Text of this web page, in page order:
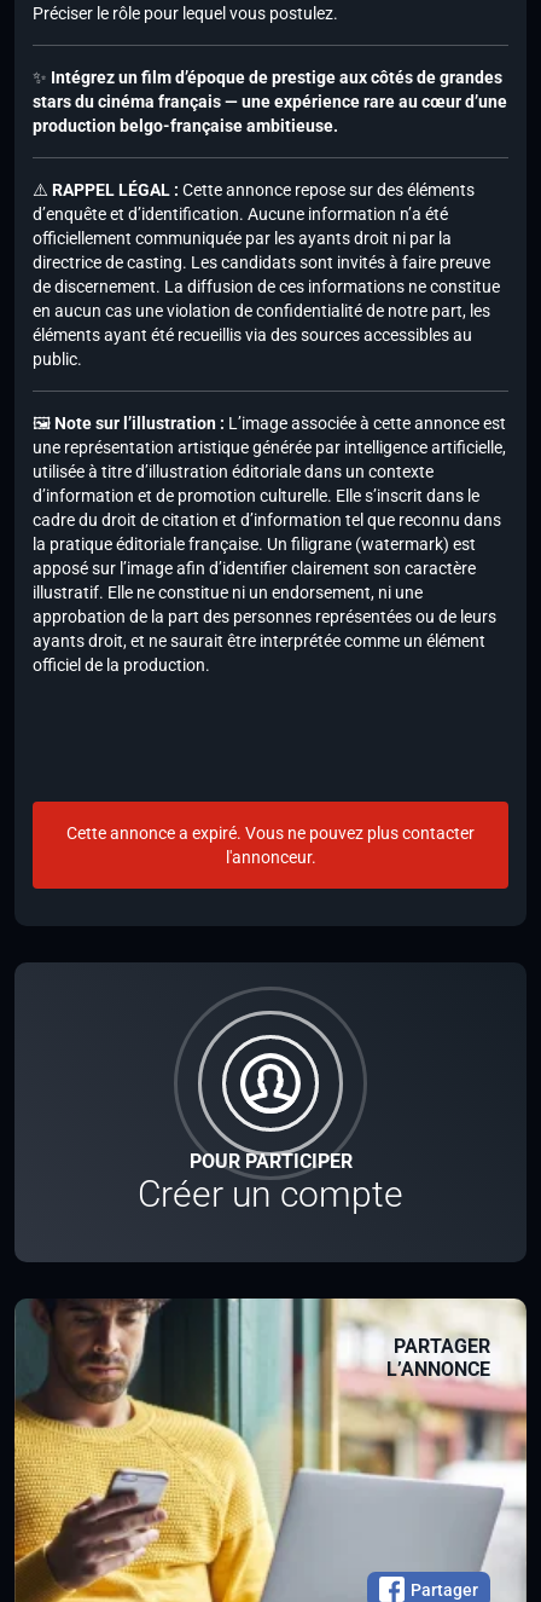
POUR PARTICIPER
Créer un compte
PARTAGER
L’ANNONCE
Partager
Préciser le rôle pour lequel vous postulez.
✨ Intégrez un film d’époque de prestige aux côtés de grandes
stars du cinéma français — une expérience rare au cœur d’une
production belgo-française ambitieuse.
⚠️ RAPPEL LÉGAL : Cette annonce repose sur des éléments
d’enquête et d’identification. Aucune information n’a été
officiellement communiquée par les ayants droit ni par la
directrice de casting. Les candidats sont invités à faire preuve
de discernement. La diffusion de ces informations ne constitue
en aucun cas une violation de confidentialité de notre part, les
éléments ayant été recueillis via des sources accessibles au
public.
🖼️Note sur l’illustration : L’image associée à cette annonce est
une représentation artistique générée par intelligence artificielle,
utilisée à titre d’illustration éditoriale dans un contexte
d’information et de promotion culturelle. Elle s’inscrit dans le
cadre du droit de citation et d’information tel que reconnu dans
la pratique éditoriale française. Un filigrane (watermark) est
apposé sur l’image afin d’identifier clairement son caractère
illustratif. Elle ne constitue ni un endorsement, ni une
approbation de la part des personnes représentées ou de leurs
ayants droit, et ne saurait être interprétée comme un élément
officiel de la production.
Cette annonce a expiré. Vous ne pouvez plus contacter
l'annonceur.